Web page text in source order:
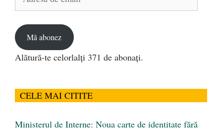
Mă abonez
Alătură-te celorlalți 371 de abonați.
CELE MAI CITITE
Ministerul de Interne: Noua carte de identitate fără